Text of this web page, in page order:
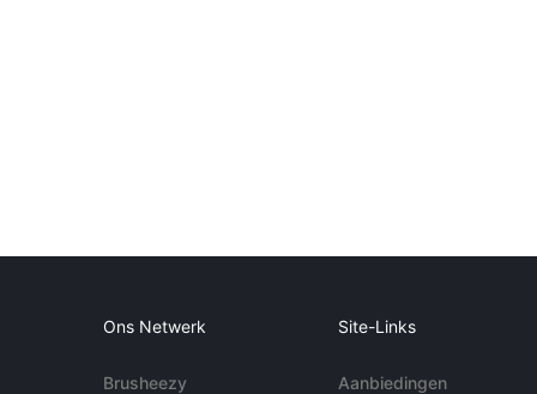
Ons Netwerk
Brusheezy
Site-Links
Aanbiedingen